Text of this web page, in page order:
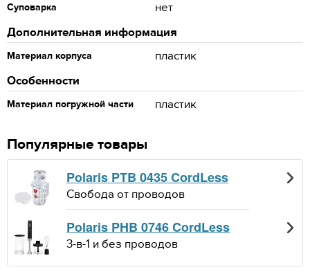
Суповарка
нет
Дополнительная информация
Материал корпуса
пластик
Особенности
Материал погружной части пластик
Популярные товары
Polaris PTB 0435 CordLess
Свобода от проводов
Polaris PHB 0746 CordLess
3-в-1 и без проводов